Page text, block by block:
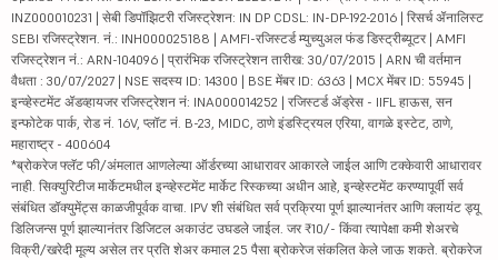
INZ000010231 | सेबी डिपॉझिटरी रजिस्ट्रेशन: IN DP CDSL: IN-DP-192-2016 | रिसर्च ॲनालिस्ट
SEBI रजिस्ट्रेशन. नं.: INH000025188 | AMFI-रजिस्टर्ड म्युच्युअल फंड डिस्ट्रीब्यूटर | AMFI
रजिस्ट्रेशन नं.: ARN-104096 | प्रारंभिक रजिस्ट्रेशन तारीख: 30/07/2015 | ARN ची वर्तमान
वैधता : 30/07/2027 | NSE सदस्य ID: 14300 | BSE मेंबर ID: 6363 | MCX मेंबर ID: 55945 |
इन्व्हेस्टमेंट ॲडव्हायजर रजिस्ट्रेशन नं: INA000014252 | रजिस्टर्ड ॲड्रेस - IIFL हाऊस, सन
इन्फोटेक पार्क, रोड नं. 16V, प्लॉट नं. B-23, MIDC, ठाणे इंडस्ट्रियल एरिया, वागळे इस्टेट, ठाणे,
महाराष्ट्र - 400604
*ब्रोकरेज फ्लॅट फी/अंमलात आणलेल्या ऑर्डरच्या आधारावर आकारले जाईल आणि टक्केवारी आधारावर
नाही. सिक्युरिटीज मार्केटमधील इन्व्हेस्टमेंट मार्केट रिस्कच्या अधीन आहे, इन्व्हेस्टमेंट करण्यापूर्वी सर्व
संबंधित डॉक्युमेंट्स काळजीपूर्वक वाचा. IPV शी संबंधित सर्व प्रक्रिया पूर्ण झाल्यानंतर आणि क्लायंट ड्यू
डिलिजन्स पूर्ण झाल्यानंतर डिजिटल अकाउंट उघडले जाईल. जर ₹10/- किंवा त्यापेक्षा कमी शेअरचे
विक्री/खरेदी मूल्य असेल तर प्रति शेअर कमाल 25 पैसा ब्रोकरेज संकलित केले जाऊ शकते. ब्रोकरेज